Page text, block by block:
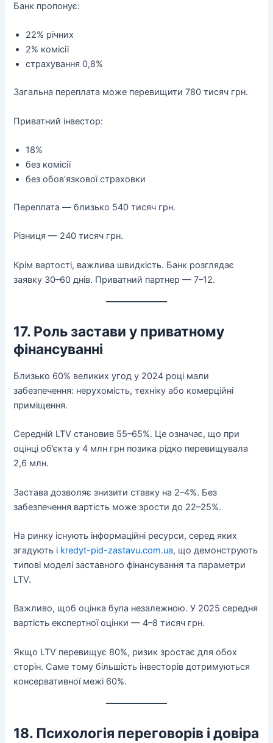
Банк пропонує:
22% річних
2% комісії
страхування 0,8%
Загальна переплата може перевищити 780 тисяч грн.
Приватний інвестор:
18%
без комісії
без обов’язкової страховки
Переплата — близько 540 тисяч грн.
Різниця — 240 тисяч грн.
Крім вартості, важлива швидкість. Банк розглядає
заявку 30–60 днів. Приватний партнер — 7–12.
17. Роль застави у приватному
фінансуванні
Близько 60% великих угод у 2024 році мали
забезпечення: нерухомість, техніку або комерційні
приміщення.
Середній LTV становив 55–65%. Це означає, що при
оцінці об’єкта у 4 млн грн позика рідко перевищувала
2,6 млн.
Застава дозволяє знизити ставку на 2–4%. Без
забезпечення вартість може зрости до 22–25%.
На ринку існують інформаційні ресурси, серед яких
згадують і kredyt-pid-zastavu.com.ua, що демонструють
типові моделі заставного фінансування та параметри
LTV.
Важливо, щоб оцінка була незалежною. У 2025 середня
вартість експертної оцінки — 4–8 тисяч грн.
Якщо LTV перевищує 80%, ризик зростає для обох
сторін. Саме тому більшість інвесторів дотримуються
консервативної межі 60%.
18. Психологія переговорів і довіра